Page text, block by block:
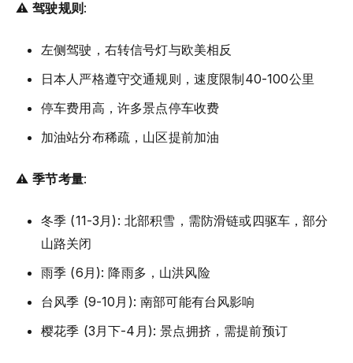
⚠️驾驶规则:
左侧驾驶，右转信号灯与欧美相反
日本人严格遵守交通规则，速度限制40-100公里
停车费用高，许多景点停车收费
加油站分布稀疏，山区提前加油
⚠️季节考量:
冬季 (11-3月): 北部积雪，需防滑链或四驱车，部分
山路关闭
雨季 (6月): 降雨多，山洪风险
台风季 (9-10月): 南部可能有台风影响
樱花季 (3月下-4月): 景点拥挤，需提前预订